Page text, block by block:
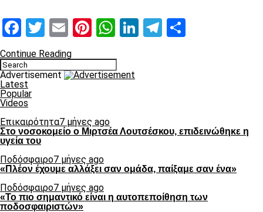
Facebook
Twitter
EmailPinterest
WhatsApp
LinkedIn
Telegram
Continue Reading
Advertisement
Latest
Popular
Videos
Επικαιρότητα7 μήνες ago
Στο νοσοκομείο ο Μιρτσέα Λουτσέσκου, επιδεινώθηκε η
υγεία του
Ποδόσφαιρο7 μήνες ago
«Πλέον έχουμε αλλάξει σαν ομάδα, παίξαμε σαν ένα»
Ποδόσφαιρο7 μήνες ago
«Το πιο σημαντικό είναι η αυτοπεποίθηση των
ποδοσφαιριστών»